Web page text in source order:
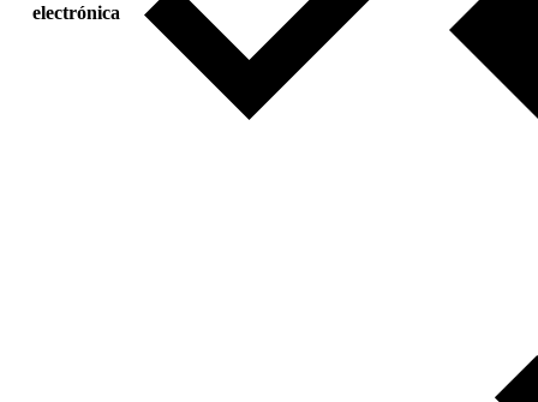
electrónica